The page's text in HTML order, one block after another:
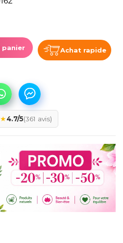
panier Achat rapide
★4.7/5(361 avis)